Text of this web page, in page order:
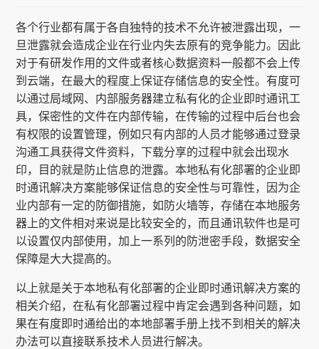
各个行业都有属于各自独特的技术不允许被泄露出现，一
旦泄露就会造成企业在行业内失去原有的竞争能力。因此
对于有研发作用的文件或者核心数据资料一般都不会上传
到云端，在最大的程度上保证存储信息的安全性。有度可
以通过局域网、内部服务器建立私有化的企业即时通讯工
具，保密性的文件在内部传输，在传输的过程中后台也会
有权限的设置管理，例如只有内部的人员才能够通过登录
沟通工具获得文件资料，下载分享的过程中就会出现水
印，目的就是防止信息的泄露。本地私有化部署的企业即
时通讯解决方案能够保证信息的安全性与可靠性，因为企
业内部有一定的防御措施，如防火墙等，存储在本地服务
器上的文件相对来说是比较安全的，而且通讯软件也是可
以设置仅内部使用，加上一系列的防泄密手段，数据安全
保障是大大提高的。
以上就是关于本地私有化部署的企业即时通讯解决方案的
相关介绍，在私有化部署过程中肯定会遇到各种问题，如
果在有度即时通给出的本地部署手册上找不到相关的解决
办法可以直接联系技术人员进行解决。